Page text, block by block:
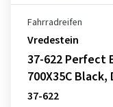
Fahrradreifen
Vredestein
37-622 Perfect
700X35C
37-622